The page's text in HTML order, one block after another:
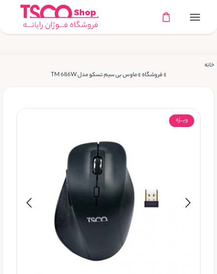
خانه
»فروشگاه»ماوس بی سیم تسکو مدل TM 686W
ویـــژه